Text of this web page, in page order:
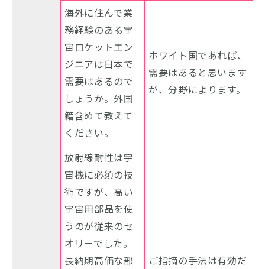
海外に住んで業
務経験のある宇
宙ロケットエン
ジニアは日本で
需要はあるので
しょうか。外国
籍含めて教えて
ください。
ホワイト国であれば、
需要はあると思います
が、分野によります。
放射線耐性は宇
宙機に必須の技
術ですが、高い
宇宙用部品を使
うのが従来のセ
オリーでした。
長納期高価な部
ご指摘の手法は有効だ